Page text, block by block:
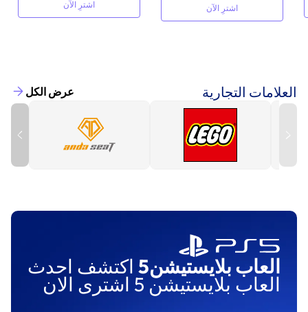
اشترِ الآن اشترِ الآن
العلامات التجارية عرض الكل
العاب بلايستيشن5 اكتشف احدث
العاب بلايستيشن 5 اشترى الان